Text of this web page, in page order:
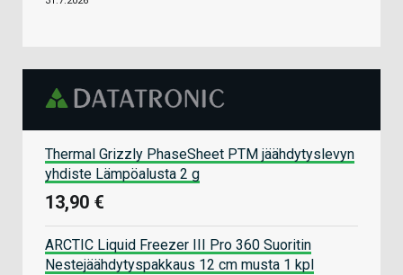
Thermal Grizzly PhaseSheet PTM jäähdytyslevyn
yhdiste Lämpöalusta 2 g
13,90 €
ARCTIC Liquid Freezer III Pro 360 Suoritin
Nestejäähdytyspakkaus 12 cm musta 1 kpl